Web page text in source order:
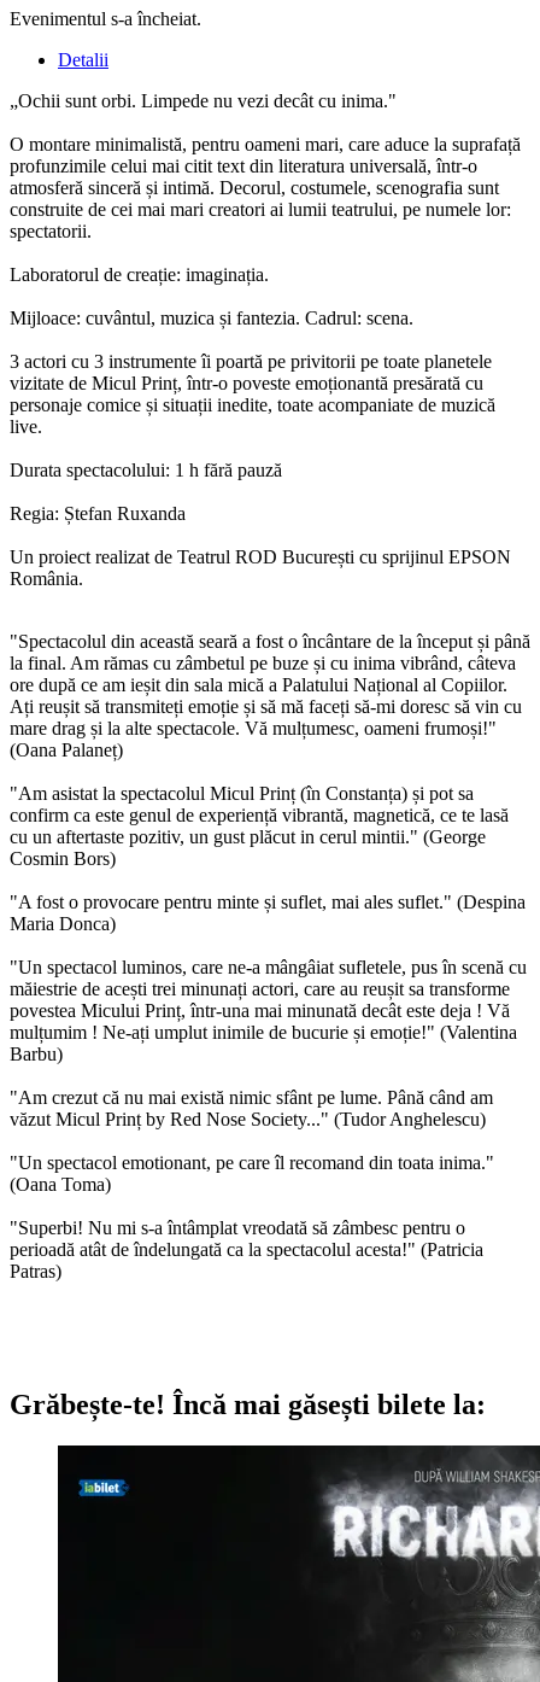
Evenimentul s-a încheiat.
Detalii
„Ochii sunt orbi. Limpede nu vezi decât cu inima."
O montare minimalistă, pentru oameni mari, care aduce la suprafață
profunzimile celui mai citit text din literatura universală, într-o
atmosferă sinceră și intimă. Decorul, costumele, scenografia sunt
construite de cei mai mari creatori ai lumii teatrului, pe numele lor:
spectatorii.
Laboratorul de creație: imaginația.
Mijloace: cuvântul, muzica și fantezia. Cadrul: scena.
3 actori cu 3 instrumente îi poartă pe privitorii pe toate planetele
vizitate de Micul Prinț, într-o poveste emoționantă presărată cu
personaje comice și situații inedite, toate acompaniate de muzică
live.
Durata spectacolului: 1 h fără pauză
Regia: Ștefan Ruxanda
Un proiect realizat de Teatrul ROD București cu sprijinul EPSON
România.
"Spectacolul din această seară a fost o încântare de la început și până
la final. Am rămas cu zâmbetul pe buze și cu inima vibrând, câteva
ore după ce am ieșit din sala mică a Palatului Național al Copiilor.
Ați reușit să transmiteți emoție și să mă faceți să-mi doresc să vin cu
mare drag și la alte spectacole. Vă mulțumesc, oameni frumoși!"
(Oana Palaneț)
"Am asistat la spectacolul Micul Prinț (în Constanța) și pot sa
confirm ca este genul de experiență vibrantă, magnetică, ce te lasă
cu un aftertaste pozitiv, un gust plăcut in cerul mintii." (George
Cosmin Bors)
"A fost o provocare pentru minte și suflet, mai ales suflet." (Despina
Maria Donca)
"Un spectacol luminos, care ne-a mângâiat sufletele, pus în scenă cu
măiestrie de acești trei minunați actori, care au reușit sa transforme
povestea Micului Prinț, într-una mai minunată decât este deja ! Vă
mulțumim ! Ne-ați umplut inimile de bucurie și emoție!" (Valentina
Barbu)
"Am crezut că nu mai există nimic sfânt pe lume. Până când am
văzut Micul Prinț by Red Nose Society..." (Tudor Anghelescu)
"Un spectacol emotionant, pe care îl recomand din toata inima."
(Oana Toma)
"Superbi! Nu mi s-a întâmplat vreodată să zâmbesc pentru o
perioadă atât de îndelungată ca la spectacolul acesta!" (Patricia
Patras)
Grăbește-te! Încă mai găsești bilete la: